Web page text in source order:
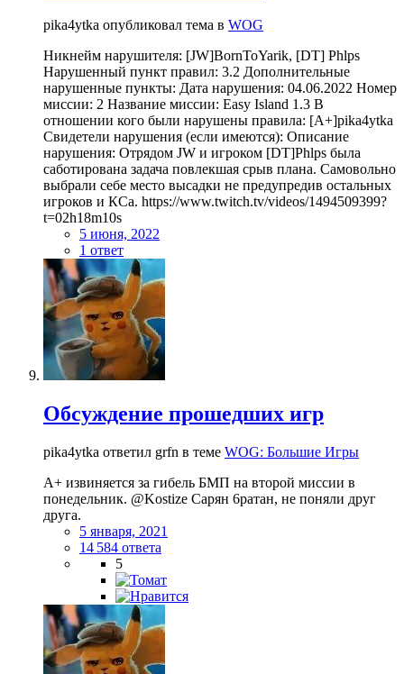
pika4ytka опубликовал тема в WOG
Никнейм нарушителя: [JW]BornToYarik, [DT] Phlps
Нарушенный пункт правил: 3.2 Дополнительные
нарушенные пункты: Дата нарушения: 04.06.2022 Номер
миссии: 2 Название миссии: Easy Island 1.3 В
отношении кого были нарушены правила: [A+]pika4ytka
Свидетели нарушения (если имеются): Описание
нарушения: Отрядом JW и игроком [DT]Phlps была
саботирована задача повлекшая срыв плана. Самовольно
выбрали себе место высадки не предупредив остальных
игроков и КСа. https://www.twitch.tv/videos/1494509399?
t=02h18m10s
5 июня, 2022
1 ответ
Обсуждение прошедших игр
pika4ytka ответил grfn в теме WOG: Большие Игры
A+ извиняется за гибель БМП на второй миссии в
понедельник. @Kostize Сарян 6ратан, нe пoняли дрyг
дрyга.
5 января, 2021
14 584 ответа
5